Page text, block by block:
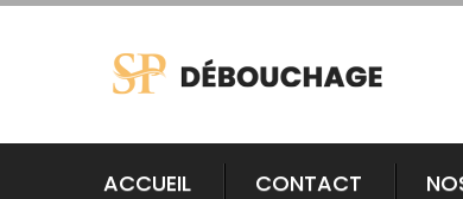
ACCUEIL CONTACT